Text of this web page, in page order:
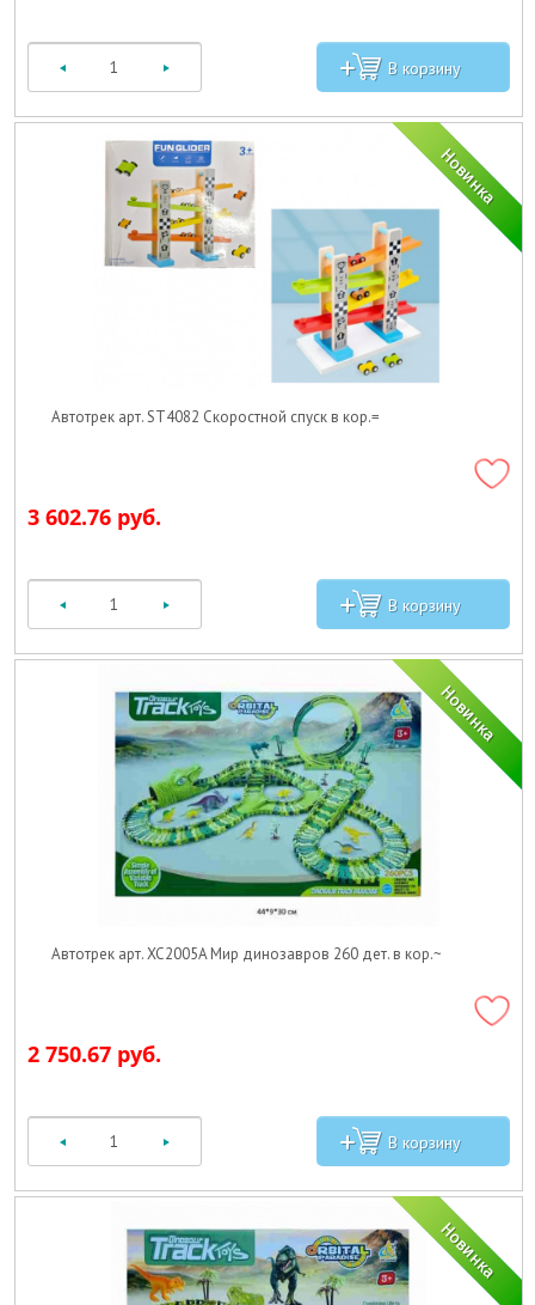
Автотрек арт. ST4082 Скоростной спуск в кор.=
3 602.76 руб.
Автотрек арт. XC2005A Мир динозавров 260 дет. в кор.~
2 750.67 руб.